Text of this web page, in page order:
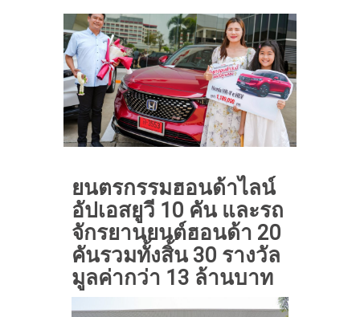
ยนตรกรรมฮอนด้าไลน์
อัปเอสยูวี 10 คัน และรถ
จักรยานยนต์ฮอนด้า 20
คันรวมทั้งสิ้น 30 รางวัล
มูลค่ากว่า 13 ล้านบาท